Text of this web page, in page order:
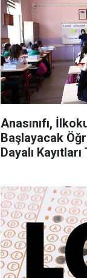
Anasınıfı,
Başlayacak
Dayalı